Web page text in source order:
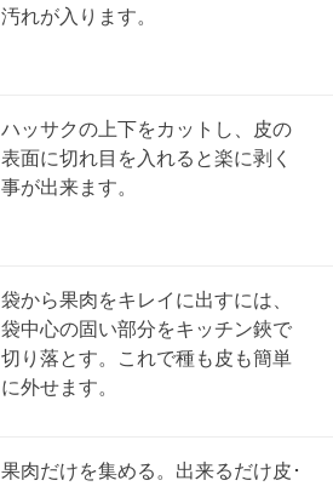
汚れが入ります。
ハッサクの上下をカットし、皮の
表面に切れ目を入れると楽に剥く
事が出来ます。
袋から果肉をキレイに出すには、
袋中心の固い部分をキッチン鋏で
切り落とす。これで種も皮も簡単
に外せます。
果肉だけを集める。出来るだけ皮･